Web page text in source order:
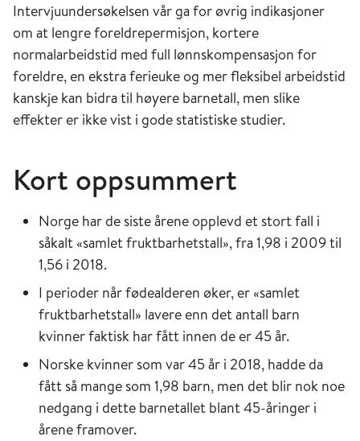
Intervjuundersøkelsen vår ga for øvrig indikasjoner
om at lengre foreldrepermisjon, kortere
normalarbeidstid med full lønnskompensasjon for
foreldre, en ekstra ferieuke og mer fleksibel arbeidstid
kanskje kan bidra til høyere barnetall, men slike
effekter er ikke vist i gode statistiske studier.
Kort oppsummert
Norge har de siste årene opplevd et stort fall i
såkalt «samlet fruktbarhetstall», fra 1,98 i 2009 til
1,56 i 2018.
I perioder når fødealderen øker, er «samlet
fruktbarhetstall» lavere enn det antall barn
kvinner faktisk har fått innen de er 45 år.
Norske kvinner som var 45 år i 2018, hadde da
fått så mange som 1,98 barn, men det blir nok noe
nedgang i dette barnetallet blant 45-åringer i
årene framover.